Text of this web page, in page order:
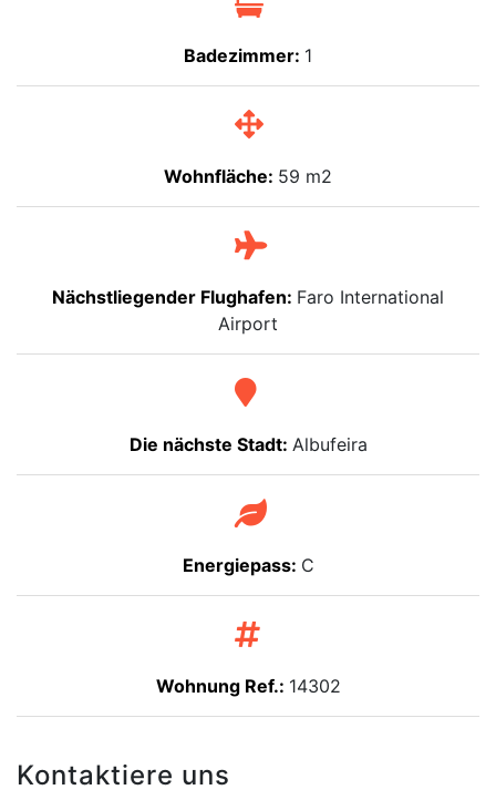
Badezimmer: 1
Wohnfläche: 59 m2
Nächstliegender Flughafen: Faro International
Airport
Die nächste Stadt: Albufeira
Energiepass: C
Wohnung Ref.: 14302
Kontaktiere uns